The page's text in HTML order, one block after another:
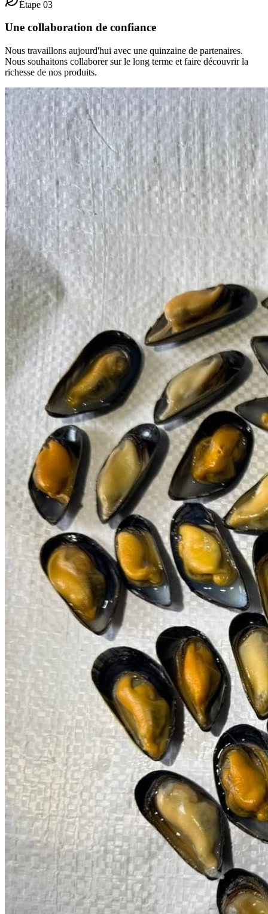
Étape 03
Une collaboration de confiance
Nous travaillons aujourd'hui avec une quinzaine de partenaires.
Nous souhaitons collaborer sur le long terme et faire découvrir la
richesse de nos produits.